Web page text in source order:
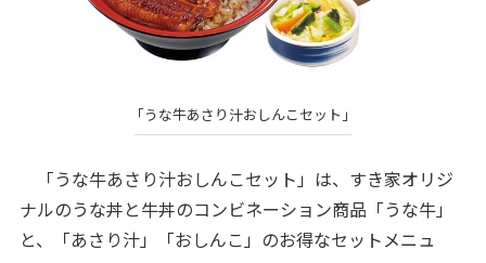
「うな牛あさり汁おしんこセット」
「うな牛あさり汁おしんこセット」は、すき家オリジ
ナルのうな丼と牛丼のコンビネーション商品「うな牛」
と、「あさり汁」「おしんこ」のお得なセットメニュ